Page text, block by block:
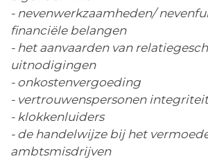
- nevenwerkzaamheden/
financiële belangen
- het aanvaarden van
uitnodigingen
- onkostenvergoeding
- vertrouwenspersonen integriteit
- klokkenluiders
- de handelwijze bij het
ambtsmisdrijven